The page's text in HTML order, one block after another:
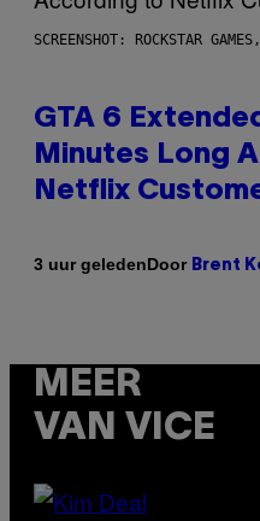
SCREENSHOT: ROCKSTAR
GTA 6
Minutes Long
Netflix
3 uur geledenDoor Brent
MEER
VAN VICE